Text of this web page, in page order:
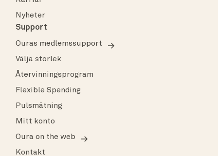
Nyheter
Support
Ouras medlemssupport
Välja storlek
Återvinningsprogram
Flexible Spending
Pulsmätning
Mitt konto
Oura on the web
Kontakt